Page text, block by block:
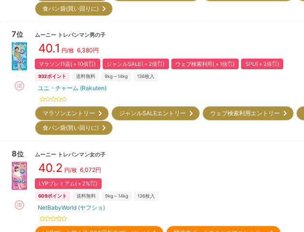
食パン袋(買い回りに)
7位 ムーニー トレパンマン男の子
40.1 円/枚 6,380円
マラソン11店(＋10倍㌽) ジャンルSALE(＋2倍㌽) ウェブ検索利用(＋1倍㌽) SPU(＋2倍㌽)
932ポイント 送料無料 9kg～14kg 136枚入
ユニ・チャーム (Rakuten)
マラソンエントリー ジャンルSALEエントリー ウェブ検索利用エントリー
食パン袋(買い回りに)
8位 ムーニー トレパンマン女の子
40.2 円/枚 6,072円
LYPプレミアム(＋2%㌽)
609ポイント 送料無料 9kg～14kg 136枚入
NetBabyWorld (ヤフショ)